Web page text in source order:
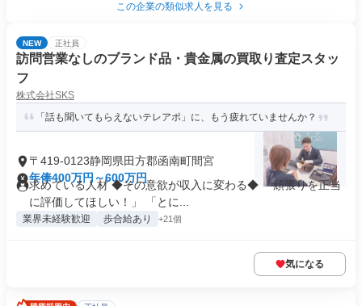
この企業の類似求人を見る
NEW 正社員
訪問営業なしのブランド品・貴金属の買取り査定スタッ
フ
株式会社SKS
「話も聞いてもらえないテレアポ」に、もう疲れていませんか？
〒419-0123静岡県田方郡函南町間宮
年俸400万円～600万円
求めている人材 ◆その意欲が収入に変わる◆ 「頑張りを正当
に評価してほしい！」 「とに...
業界未経験歓迎 歩合給あり +21個
気になる